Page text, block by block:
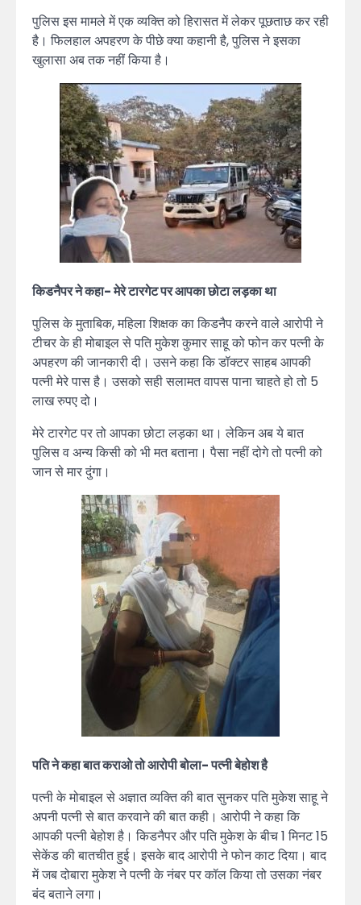
पुलिस इस मामले में एक व्यक्ति को हिरासत में लेकर पूछताछ कर रही
है। फिलहाल अपहरण के पीछे क्या कहानी है, पुलिस ने इसका
खुलासा अब तक नहीं किया है।
किडनैपर ने कहा- मेरे टारगेट पर आपका छोटा लड़का था
पुलिस के मुताबिक, महिला शिक्षक का किडनैप करने वाले आरोपी ने
टीचर के ही मोबाइल से पति मुकेश कुमार साहू को फोन कर पत्नी के
अपहरण की जानकारी दी। उसने कहा कि डॉक्टर साहब आपकी
पत्नी मेरे पास है। उसको सही सलामत वापस पाना चाहते हो तो 5
लाख रुपए दो।
मेरे टारगेट पर तो आपका छोटा लड़का था। लेकिन अब ये बात
पुलिस व अन्य किसी को भी मत बताना। पैसा नहीं दोगे तो पत्नी को
जान से मार दुंगा।
पति ने कहा बात कराओ तो आरोपी बोला- पत्नी बेहोश है
पत्नी के मोबाइल से अज्ञात व्यक्ति की बात सुनकर पति मुकेश साहू ने
अपनी पत्नी से बात करवाने की बात कही। आरोपी ने कहा कि
आपकी पत्नी बेहोश है। किडनैपर और पति मुकेश के बीच 1 मिनट 15
सेकेंड की बातचीत हुई। इसके बाद आरोपी ने फोन काट दिया। बाद
में जब दोबारा मुकेश ने पत्नी के नंबर पर कॉल किया तो उसका नंबर
बंद बताने लगा।